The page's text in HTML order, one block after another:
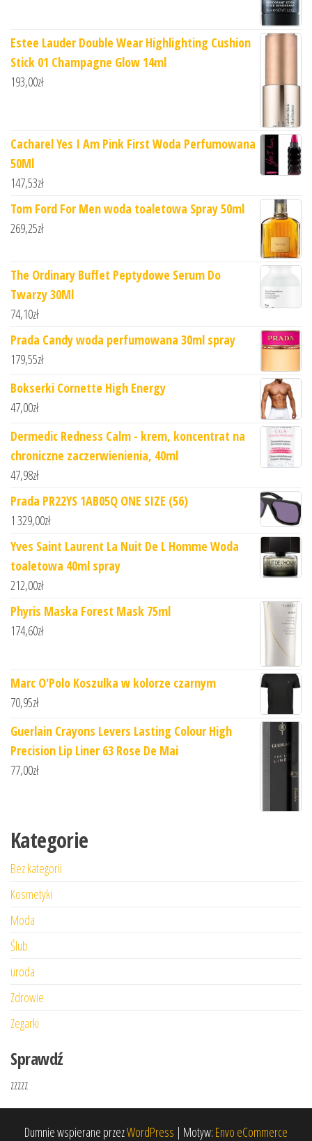
Estee Lauder Double Wear Highlighting Cushion
Stick 01 Champagne Glow 14ml
193,00zł
Cacharel Yes I Am Pink First Woda Perfumowana
50Ml
147,53zł
Tom Ford For Men woda toaletowa Spray 50ml
269,25zł
The Ordinary Buffet Peptydowe Serum Do
Twarzy 30Ml
74,10zł
Prada Candy woda perfumowana 30ml spray
179,55zł
Bokserki Cornette High Energy
47,00zł
Dermedic Redness Calm - krem, koncentrat na
chroniczne zaczerwienienia, 40ml
47,98zł
Prada PR22YS 1AB05Q ONE SIZE (56)
1 329,00zł
Yves Saint Laurent La Nuit De L Homme Woda
toaletowa 40ml spray
212,00zł
Phyris Maska Forest Mask 75ml
174,60zł
Marc O'Polo Koszulka w kolorze czarnym
70,95zł
Guerlain Crayons Levers Lasting Colour High
Precision Lip Liner 63 Rose De Mai
77,00zł
Kategorie
Bez kategorii
Kosmetyki
Moda
Ślub
uroda
Zdrowie
Zegarki
Sprawdź
zzzzz
Dumnie wspierane przezWordPress | Motyw: Envo eCommerce